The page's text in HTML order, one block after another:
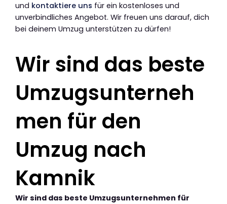
und kontaktiere uns für ein kostenloses und
unverbindliches Angebot. Wir freuen uns darauf, dich
bei deinem Umzug unterstützen zu dürfen!
Wir sind das beste
Umzugsunterneh
men für den
Umzug nach
Kamnik
Wir sind das beste Umzugsunternehmen für